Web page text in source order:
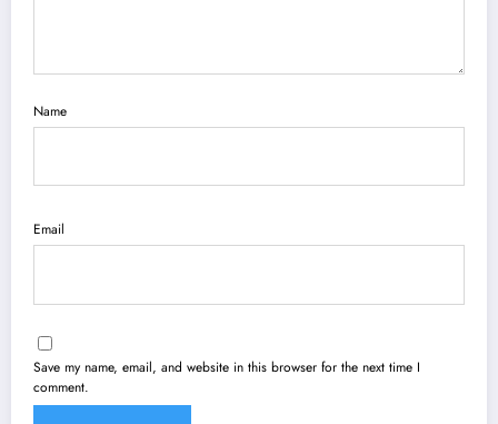
Name
Email
Save my name, email, and website in this browser for the next time I
comment.